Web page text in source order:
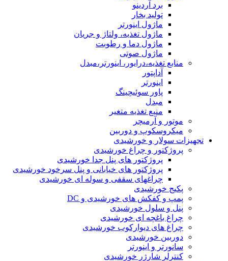
برد آردینو
تولید بخار
ماژول اینورتر
ماژول تغذیه، ولتاژ و جریان
ماژول دما و رطوبت
ماژول صوتی
منابع تغذیه،درایور، اینورتر،مبدل
آداپتور
اینورتر
پاور سوئیچینگ
مبدل
منبع تغذیه متغیر
موتور و آرمیچر
میکروسکوپ و دوربین
تجهیزات سولار و خورشیدی
پروژکتور و چراغ خورشیدی
پروژکتور های پنل جدا خورشیدی
پروژکتور های خیابانی و پنل سرخود خورشیدی
چراغهای سقفی و سوله ای خورشیدی
پکیج خورشیدی
پمپ و کفکش های خورشیدی و DC
پنل و سلول خورشیدی
چراغ باغچه ای خورشیدی
چراغ های دیوارکوب خورشیدی
دوربین خورشیدی
سانورتر و اینورتر
کنترلر شارژر خورشیدی